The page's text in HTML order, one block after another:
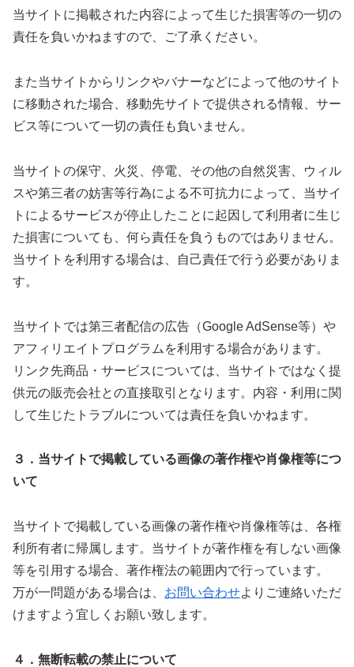
当サイトに掲載された内容によって生じた損害等の一切の
責任を負いかねますので、ご了承ください。
また当サイトからリンクやバナーなどによって他のサイト
に移動された場合、移動先サイトで提供される情報、サー
ビス等について一切の責任も負いません。
当サイトの保守、火災、停電、その他の自然災害、ウィル
スや第三者の妨害等行為による不可抗力によって、当サイ
トによるサービスが停止したことに起因して利用者に生じ
た損害についても、何ら責任を負うものではありません。
当サイトを利用する場合は、自己責任で行う必要がありま
す。
当サイトでは第三者配信の広告（Google AdSense等）や
アフィリエイトプログラムを利用する場合があります。
リンク先商品・サービスについては、当サイトではなく提
供元の販売会社との直接取引となります。内容・利用に関
して生じたトラブルについては責任を負いかねます。
３．当サイトで掲載している画像の著作権や肖像権等につ
いて
当サイトで掲載している画像の著作権や肖像権等は、各権
利所有者に帰属します。当サイトが著作権を有しない画像
等を引用する場合、著作権法の範囲内で行っています。
万が一問題がある場合は、 お問い合わせよりご連絡いただ
けますよう宜しくお願い致します。
４．無断転載の禁止について